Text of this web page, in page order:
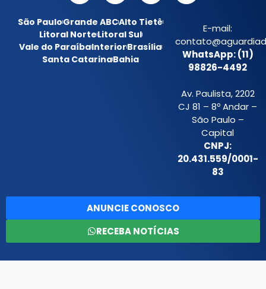
São PauloGrande ABCAlto Tietê
Litoral NorteLitoral Sul
Vale do ParaíbaInteriorBrasília
Santa CatarinaBahia
E-mail:
WhatsApp: (11)
98826-4492
Av. Paulista, 2202
CJ 81 – 8º Andar –
São Paulo –
Capital
CNPJ:
20.431.559/0001-
83
ANUNCIE CONOSCO
RECEBA NOTÍCIAS